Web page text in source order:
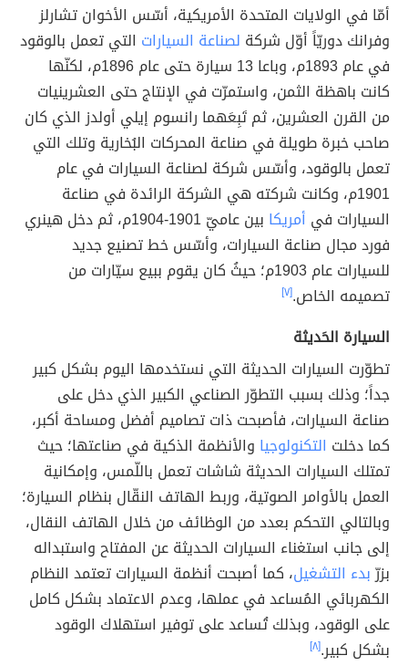
أمّا في الولايات المتحدة الأمريكية، أسّس الأخوان تشارلز
وفرانك دوريّاً أوّل شركة لصناعة السيارات التي تعمل بالوقود
في عام 1893م، وباعا 13 سيارة حتى عام 1896م، لكنّها
كانت باهظة الثمن، واستمرّت في الإنتاج حتى العشرينيات
من القرن العشرين، ثم تَبِعَهما رانسوم إيلي أولدز الذي كان
صاحب خبرة طويلة في صناعة المحركات البُخارية وتلك التي
تعمل بالوقود، وأسّس شركة لصناعة السيارات في عام
1901م، وكانت شركته هي الشركة الرائدة في صناعة
السيارات في أمريكا
بين عاميّ 1901-1904م، ثم دخل هينري
فورد مجال صناعة السيارات، وأسّس خط تصنيع جديد
للسيارات عام 1903م؛ حيثُ كان يقوم ببيع سيّارات من
تصميمه الخاص.[٧]
السيارة الحَديثة
تطوّرت السيارات الحديثة التي نستخدمها اليوم بشكل كبير
جداً؛ وذلك بسبب التطوّر الصناعي الكبير الذي دخل على
صناعة السيارات، فأصبحت ذات تصاميم أفضل ومساحة أكبر،
كما دخلت التكنولوجيا والأنظمة الذكية في صناعتها؛ حيث
تمتلك السيارات الحديثة شاشات تعمل باللّمس، وإمكانية
العمل بالأوامر الصوتية، وربط الهاتف النقّال بنظام السيارة؛
وبالتالي التحكم بعدد من الوظائف من خلال الهاتف النقال،
إلى جانب استغناء السيارات الحديثة عن المفتاح واستبداله
بزرّبدء التشغيل، كما أصبحت أنظمة السيارات تعتمد النظام
الكهربائي المُساعد في عملها، وعدم الاعتماد بشكل كامل
على الوقود، وبذلك تُساعد على توفير استهلاك الوقود
بشكل كبير.[٨]